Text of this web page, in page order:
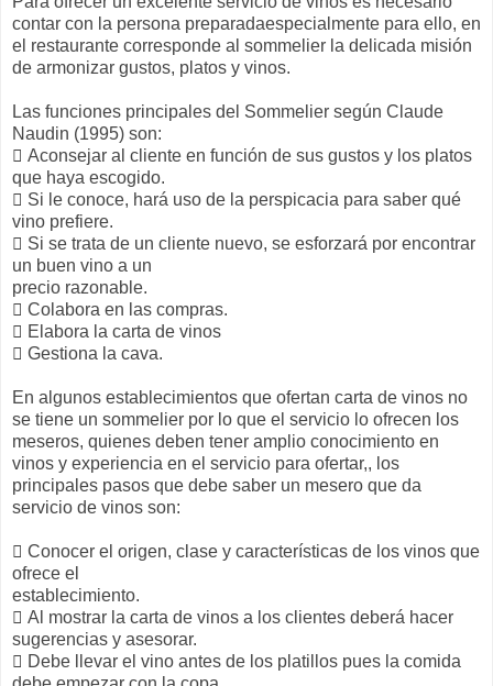
contar con la persona preparadaespecialmente para ello, en
el restaurante corresponde al sommelier la delicada misión
de armonizar gustos, platos y vinos.
Las funciones principales del Sommelier según Claude
Naudin (1995) son:
 Aconsejar al cliente en función de sus gustos y los platos
que haya escogido.
 Si le conoce, hará uso de la perspicacia para saber qué
vino prefiere.
 Si se trata de un cliente nuevo, se esforzará por encontrar
un buen vino a un
precio razonable.
 Colabora en las compras.
 Elabora la carta de vinos
 Gestiona la cava.
En algunos establecimientos que ofertan carta de vinos no
se tiene un sommelier por lo que el servicio lo ofrecen los
meseros, quienes deben tener amplio conocimiento en
vinos y experiencia en el servicio para ofertar,, los
principales pasos que debe saber un mesero que da
servicio de vinos son:
 Conocer el origen, clase y características de los vinos que
ofrece el
establecimiento.
 Al mostrar la carta de vinos a los clientes deberá hacer
sugerencias y asesorar.
 Debe llevar el vino antes de los platillos pues la comida